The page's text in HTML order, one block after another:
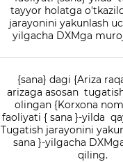
tayyor holatga
jarayonini yakunlash
yilgacha DXMga
{sana} dagi {Ariza
arizaga asosan
olingan {Korxona
faoliyati { sana }-yilda
Tugatish jarayonini
sana }-yilgacha
qiling.